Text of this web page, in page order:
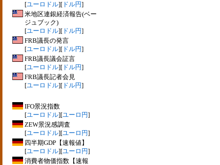
[ユーロドル][ ドル円]
米地区連銀経済報告(ベー
ジュブック)
[ユーロドル][ ドル円]
FRB議長の発言
[ユーロドル][ ドル円]
FRB議長議会証言
[ユーロドル][ ドル円]
FRB議長記者会見
[ユーロドル][ ドル円]
IFO景況指数
[ユーロドル][ユーロ円]
ZEW景況感調査
[ユーロドル][ユーロ円]
四半期GDP【速報値】
[ユーロドル][ユーロ円]
消費者物価指数【速報